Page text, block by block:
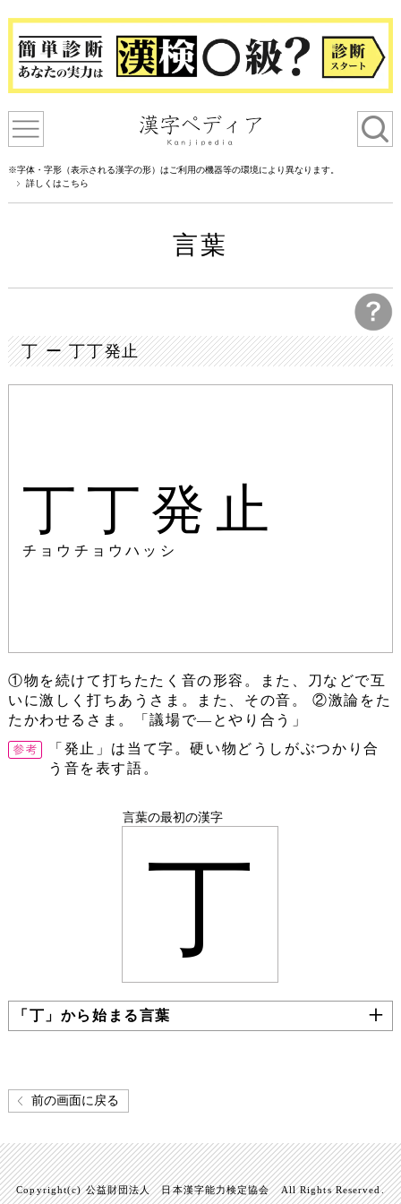
※字体・字形（表示される漢字の形）はご利用の機器等の環境により異なります。
詳しくはこちら
言葉
丁 ー 丁丁発止
丁丁発止
チョウチョウハッシ
①物を続けて打ちたたく音の形容。また、刀などで互
いに激しく打ちあうさま。また、その音。 ②激論をた
たかわせるさま。「議場で―とやり合う」
「発止」は当て字。硬い物どうしがぶつかり合
う音を表す語。
言葉の最初の漢字
丁
「丁」から始まる言葉
前の画面に戻る
Copyright(c) 公益財団法人 日本漢字能力検定協会 All Rights Reserved.